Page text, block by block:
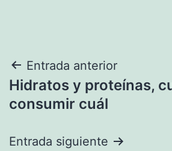
Navegación
de
Entrada anterior
Hidratos y proteínas,
consumir cuál
Entrada siguiente